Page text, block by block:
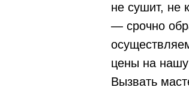
не сушит, не
— срочно
цены на
Вызвать